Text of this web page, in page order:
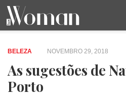
BELEZA
CAPA
LIFESTYLE
MODA
OPINIÃO
PESSOAS
SOCIEDADE
VIDEOS
BELEZA NOVEMBRO 29, 2018
As sugestões de
Porto